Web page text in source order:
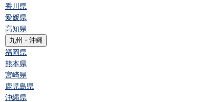
香川県
愛媛県
高知県
九州・沖縄
福岡県
熊本県
宮崎県
鹿児島県
沖縄県